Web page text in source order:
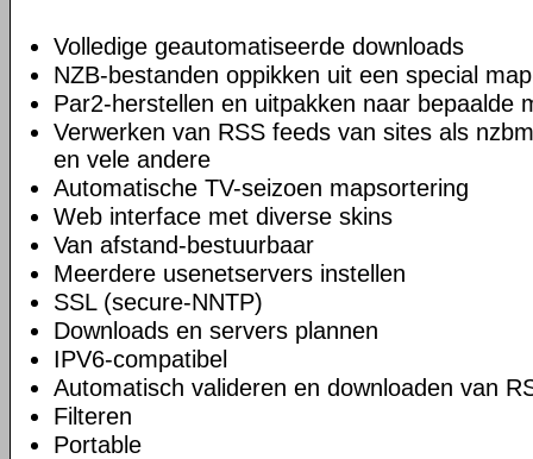
Volledige geautomatiseerde downloads
NZB-bestanden oppikken uit een special map
Par2-herstellen en uitpakken naar bepaalde
Verwerken van RSS feeds van sites als
en vele andere
Automatische TV-seizoen mapsortering
Web interface met diverse skins
Van afstand-bestuurbaar
Meerdere usenetservers instellen
SSL (secure-NNTP)
Downloads en servers plannen
IPV6-compatibel
Automatisch valideren en downloaden van
Filteren
Portable